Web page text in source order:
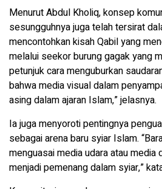
Menurut Abdul Kholiq, konsep
sesungguhnya juga telah tersirat
mencontohkan kisah Qabil yang
melalui seekor burung gagak yang
petunjuk cara menguburkan
bahwa media visual dalam
asing dalam ajaran Islam,” jelasnya.
Ia juga menyoroti pentingnya
sebagai arena baru syiar Islam.
menguasai media udara atau media
menjadi pemenang dalam syiar,”